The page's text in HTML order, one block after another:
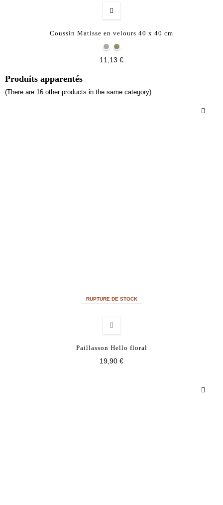
Coussin Matisse en velours 40 x 40 cm
11,13 €
Produits apparentés
(There are 16 other products in the same category)
RUPTURE DE STOCK
Paillasson Hello floral
19,90 €